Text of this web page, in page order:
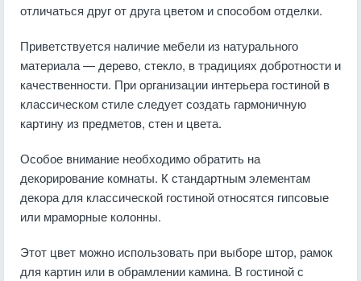
отличаться друг от друга цветом и способом отделки.
Приветствуется наличие мебели из натурального
материала — дерево, стекло, в традициях добротности и
качественности. При организации интерьера гостиной в
классическом стиле следует создать гармоничную
картину из предметов, стен и цвета.
Особое внимание необходимо обратить на
декорирование комнаты. К стандартным элементам
декора для классической гостиной относятся гипсовые
или мраморные колонны.
Этот цвет можно использовать при выборе штор, рамок
для картин или в обрамлении камина. В гостиной с